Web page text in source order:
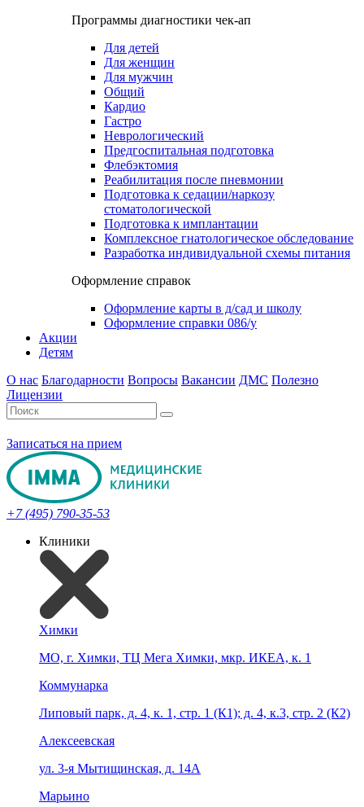
Программы диагностики чек-ап
Для детей
Для женщин
Для мужчин
Общий
Кардио
Гастро
Неврологический
Предгоспитальная подготовка
Флебэктомия
Реабилитация после пневмонии
Подготовка к седации/наркозу
стоматологической
Подготовка к имплантации
Комплексное гнатологическое обследование
Разработка индивидуальной схемы питания
Оформление справок
Оформление карты в д/сад и школу
Оформление справки 086/у
Акции
Детям
О нас Благодарности Вопросы Вакансии ДМС Полезно
Лицензии
Записаться на прием
+7 (495) 790-35-53
Клиники
Химки
МО, г. Химки, ТЦ Мега Химки, мкр. ИКЕА, к. 1
Коммунарка
Липовый парк, д. 4, к. 1, стр. 1 (К1); д. 4, к.3, стр. 2 (К2)
Алексеевская
ул. 3-я Мытищинская, д. 14А
Марьино